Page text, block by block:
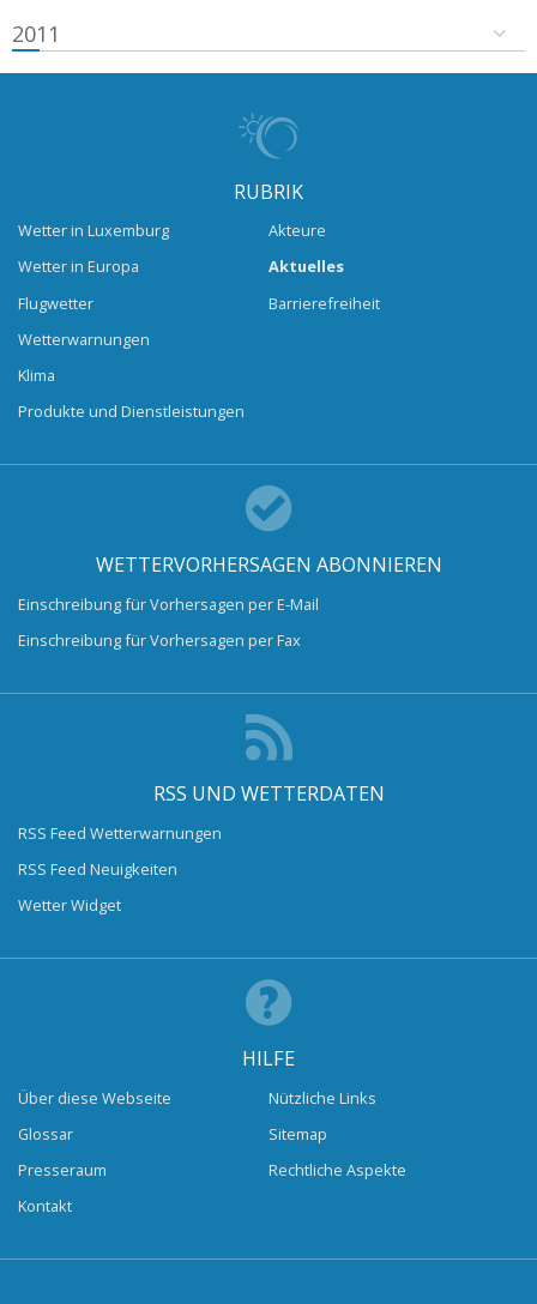
2011
RUBRIK
Wetter in Luxemburg
Wetter in Europa
Flugwetter
Wetterwarnungen
Klima
Produkte und Dienstleistungen
Akteure
Aktuelles
Barrierefreiheit
WETTERVORHERSAGEN ABONNIEREN
Einschreibung für Vorhersagen per E-Mail
Einschreibung für Vorhersagen per Fax
RSS UND WETTERDATEN
RSS Feed Wetterwarnungen
RSS Feed Neuigkeiten
Wetter Widget
HILFE
Über diese Webseite
Glossar
Presseraum
Kontakt
Nützliche Links
Sitemap
Rechtliche Aspekte